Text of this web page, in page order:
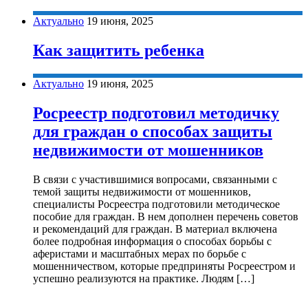
Актуально 19 июня, 2025
Как защитить ребенка
Актуально 19 июня, 2025
Росреестр подготовил методичку
для граждан о способах защиты
недвижимости от мошенников
В связи с участившимися вопросами, связанными с
темой защиты недвижимости от мошенников,
специалисты Росреестра подготовили методическое
пособие для граждан. В нем дополнен перечень советов
и рекомендаций для граждан. В материал включена
более подробная информация о способах борьбы с
аферистами и масштабных мерах по борьбе с
мошенничеством, которые предприняты Росреестром и
успешно реализуются на практике. Людям […]